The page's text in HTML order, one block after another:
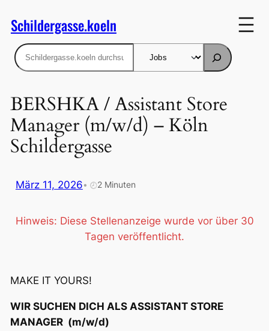
Inhalt
springen
Schildergasse.koeln
Suchen
BERSHKA / Assistant Store
Manager (m/w/d) – Köln
Schildergasse
März 11, 2026• 🕗2 Minuten
Hinweis: Diese Stellenanzeige wurde vor über 30
Tagen veröffentlicht.
MAKE IT YOURS!
WIR SUCHEN DICH ALS ASSISTANT STORE
MANAGER (m/w/d)